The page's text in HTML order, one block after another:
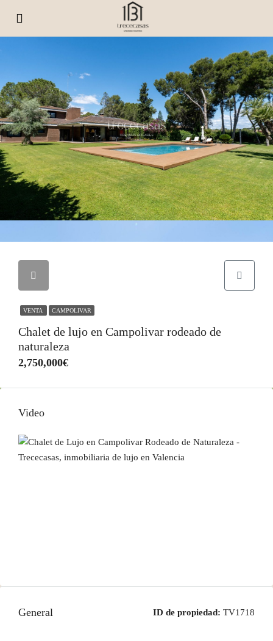
VENTA CAMPOLIVAR
Chalet de lujo en Campolivar rodeado de
naturaleza
2,750,000€
Video
General ID de propiedad: TV1718